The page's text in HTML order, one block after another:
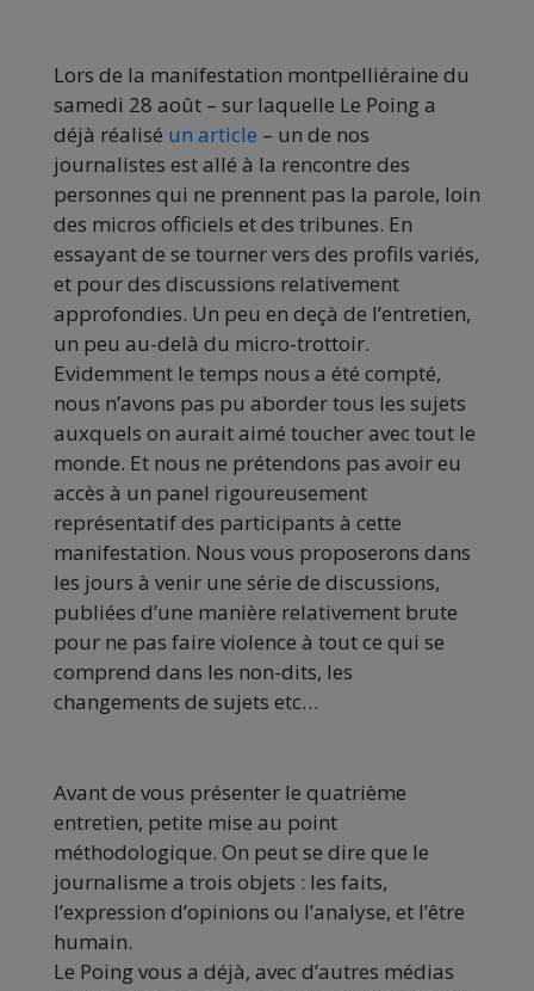
Lors de la manifestation montpelliéraine du
samedi 28 août – sur laquelle Le Poing a
déjà réalisé un article – un de nos
journalistes est allé à la rencontre des
personnes qui ne prennent pas la parole, loin
des micros officiels et des tribunes. En
essayant de se tourner vers des profils variés,
et pour des discussions relativement
approfondies. Un peu en deçà de l’entretien,
un peu au-delà du micro-trottoir.
Evidemment le temps nous a été compté,
nous n’avons pas pu aborder tous les sujets
auxquels on aurait aimé toucher avec tout le
monde. Et nous ne prétendons pas avoir eu
accès à un panel rigoureusement
représentatif des participants à cette
manifestation. Nous vous proposerons dans
les jours à venir une série de discussions,
publiées d’une manière relativement brute
pour ne pas faire violence à tout ce qui se
comprend dans les non-dits, les
changements de sujets etc…
Avant de vous présenter le quatrième
entretien, petite mise au point
méthodologique. On peut se dire que le
journalisme a trois objets : les faits,
l’expression d’opinions ou l’analyse, et l’être
humain.
Le Poing vous a déjà, avec d’autres médias